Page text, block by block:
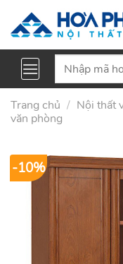
Tìm
Trang chủ / Nội thất
văn phòng
-10%